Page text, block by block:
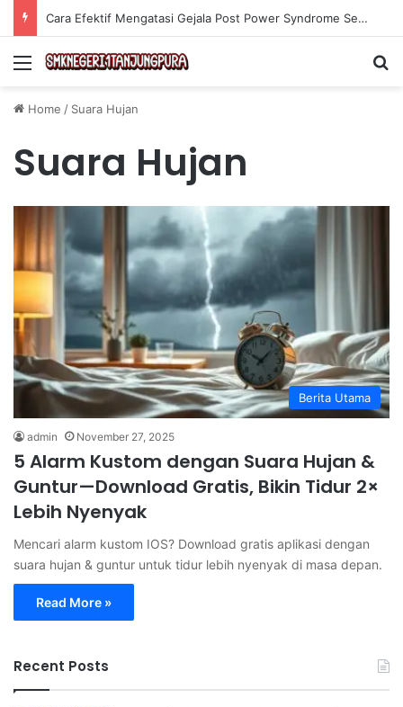
Cara Efektif Mengatasi Gejala Post Power Syndrome Setelah Pensiun Kerja
Menu
Home / Suara Hujan
Suara Hujan
Berita Utama
admin November 27, 2025
5 Alarm Kustom dengan Suara Hujan &
Guntur—Download Gratis, Bikin Tidur 2×
Lebih Nyenyak
Mencari alarm kustom IOS? Download gratis aplikasi dengan
suara hujan & guntur untuk tidur lebih nyenyak di masa depan.
Read More »
Recent Posts